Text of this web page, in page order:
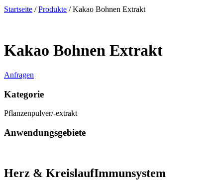
Startseite /Produkte /Kakao Bohnen Extrakt
Kakao Bohnen Extrakt
Anfragen
Kategorie
Pflanzenpulver/-extrakt
Anwendungsgebiete
Herz & KreislaufImmunsystem